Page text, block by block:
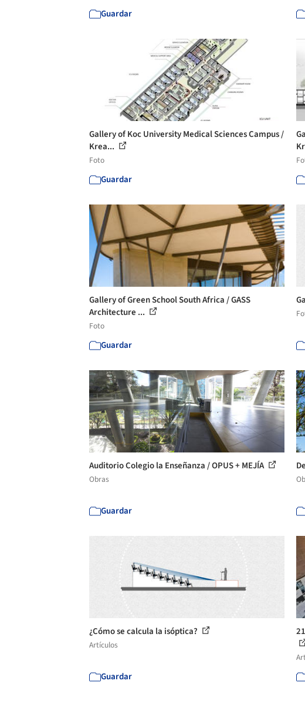
Guardar
Gallery of Koc University Medical Sciences Campus /
Krea...
Foto
Guardar
Gallery of Green School South Africa / GASS
Architecture ...
Foto
Guardar
Auditorio Colegio la Enseñanza / OPUS + MEJÍA
Obras
Guardar
¿Cómo se calcula la isóptica?
Artículos
Guardar